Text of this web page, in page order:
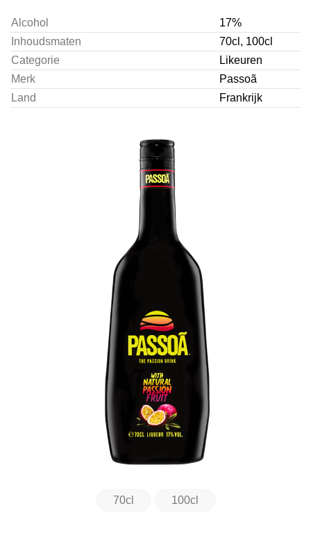
Alcohol
17%
Inhoudsmaten
70cl, 100cl
Categorie
Likeuren
Merk
Passoã
Land
Frankrijk
70cl 100cl